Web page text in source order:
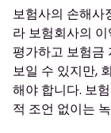
보험사의 손해사
라 보험회사의
평가하고 보험금
보일 수 있지만,
해야 합니다. 보
적 조언 없이는